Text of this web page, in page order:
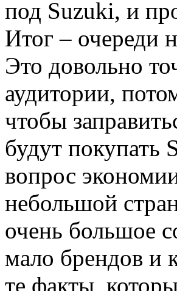
под Suzuki, и
Итог – очереди
Это довольно
аудитории,
чтобы
будут покупать
вопрос
небольшой
очень большое
мало брендов и
те факты,